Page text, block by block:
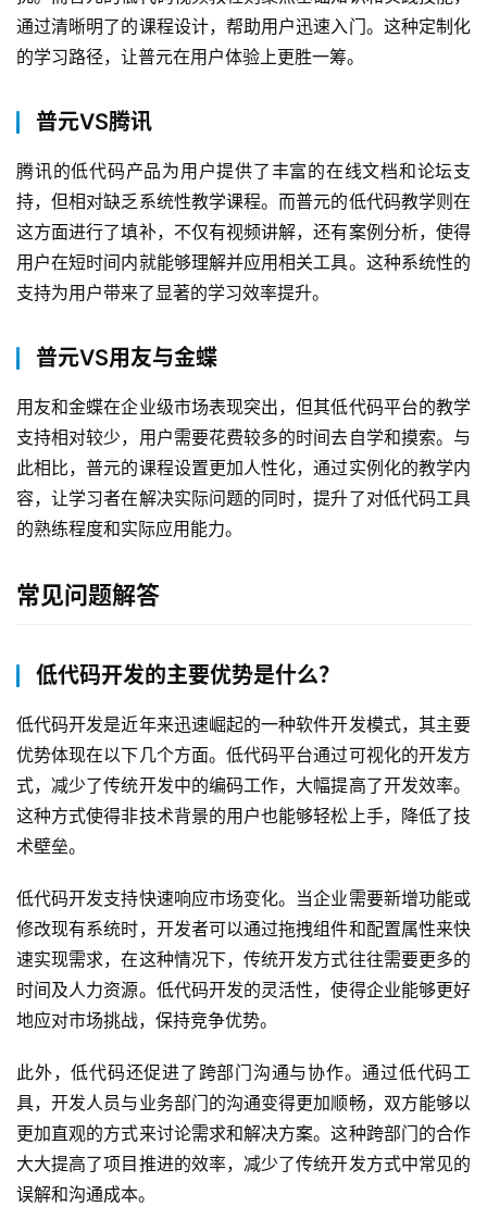
产
决
案
生
态
与
服
务
与
支
持
解
系
我
们
通过清晰明了的课程设计，帮助用户迅速入门。这种定制化
的学习路径，让普元在用户体验上更胜一筹。
普元VS腾讯
腾讯的低代码产品为用户提供了丰富的在线文档和论坛支
持，但相对缺乏系统性教学课程。而普元的低代码教学则在
这方面进行了填补，不仅有视频讲解，还有案例分析，使得
用户在短时间内就能够理解并应用相关工具。这种系统性的
支持为用户带来了显著的学习效率提升。
普元VS用友与金蝶
用友和金蝶在企业级市场表现突出，但其低代码平台的教学
支持相对较少，用户需要花费较多的时间去自学和摸索。与
此相比，普元的课程设置更加人性化，通过实例化的教学内
容，让学习者在解决实际问题的同时，提升了对低代码工具
的熟练程度和实际应用能力。
常见问题解答
低代码开发的主要优势是什么？
低代码开发是近年来迅速崛起的一种软件开发模式，其主要
优势体现在以下几个方面。低代码平台通过可视化的开发方
式，减少了传统开发中的编码工作，大幅提高了开发效率。
这种方式使得非技术背景的用户也能够轻松上手，降低了技
术壁垒。
低代码开发支持快速响应市场变化。当企业需要新增功能或
修改现有系统时，开发者可以通过拖拽组件和配置属性来快
速实现需求，在这种情况下，传统开发方式往往需要更多的
时间及人力资源。低代码开发的灵活性，使得企业能够更好
地应对市场挑战，保持竞争优势。
此外，低代码还促进了跨部门沟通与协作。通过低代码工
具，开发人员与业务部门的沟通变得更加顺畅，双方能够以
更加直观的方式来讨论需求和解决方案。这种跨部门的合作
大大提高了项目推进的效率，减少了传统开发方式中常见的
误解和沟通成本。